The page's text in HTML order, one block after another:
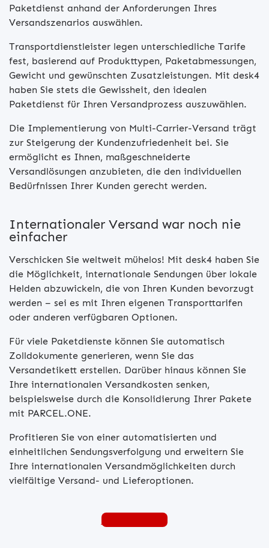
Paketdienst anhand der Anforderungen Ihres
Versandszenarios auswählen.
Transportdienstleister legen unterschiedliche Tarife
fest, basierend auf Produkttypen, Paketabmessungen,
Gewicht und gewünschten Zusatzleistungen. Mit desk4
haben Sie stets die Gewissheit, den idealen
Paketdienst für Ihren Versandprozess auszuwählen.
Die Implementierung von Multi-Carrier-Versand trägt
zur Steigerung der Kundenzufriedenheit bei. Sie
ermöglicht es Ihnen, maßgeschneiderte
Versandlösungen anzubieten, die den individuellen
Bedürfnissen Ihrer Kunden gerecht werden.
Internationaler Versand war noch nie
einfacher
Verschicken Sie weltweit mühelos! Mit desk4 haben Sie
die Möglichkeit, internationale Sendungen über lokale
Helden abzuwickeln, die von Ihren Kunden bevorzugt
werden – sei es mit Ihren eigenen Transporttarifen
oder anderen verfügbaren Optionen.
Für viele Paketdienste können Sie automatisch
Zolldokumente generieren, wenn Sie das
Versandetikett erstellen. Darüber hinaus können Sie
Ihre internationalen Versandkosten senken,
beispielsweise durch die Konsolidierung Ihrer Pakete
mit PARCEL.ONE.
Profitieren Sie von einer automatisierten und
einheitlichen Sendungsverfolgung und erweitern Sie
Ihre internationalen Versandmöglichkeiten durch
vielfältige Versand- und Lieferoptionen.
Jetzt bestellen